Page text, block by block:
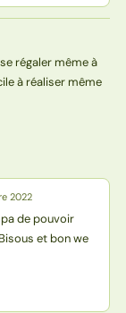
régaler même à
à réaliser même
2022
de pouvoir
et bon we